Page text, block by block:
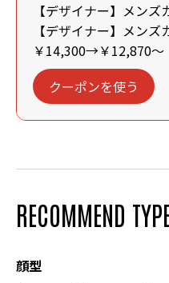
【デザイナー】メン
【デザイナー】メン
￥14,300→￥12,870～
クーポンを使う
RECOMMEND
顔型